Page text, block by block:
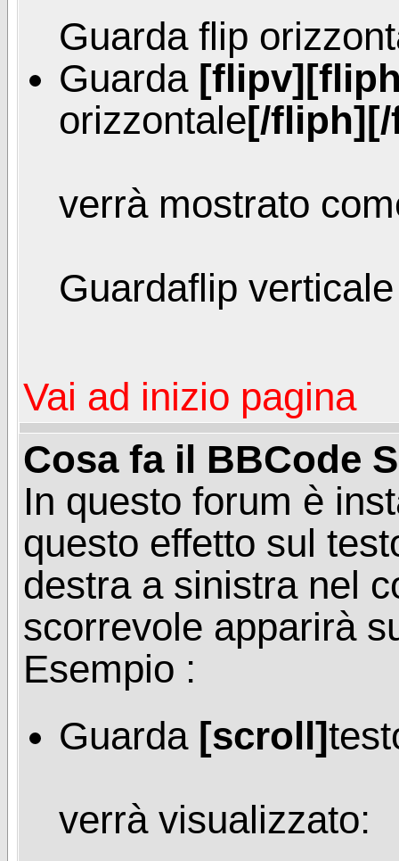
Guarda flip
Guarda
orizzontale[/
verrà mostrato
Guardaflip
Vai ad inizio pagina
Cosa fa il BBCode
In questo forum è
questo effetto sul
destra a sinistra nel
scorrevole apparirà
Esempio :
Guarda [scroll]
verrà visualizzato: